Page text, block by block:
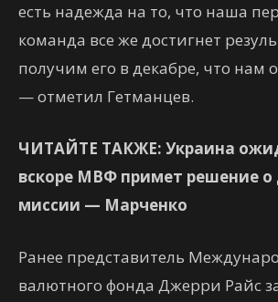
есть надежда на то, что наша
команда все же достигнет
получим его в декабре, что нам
— отметил Гетманцев.
ЧИТАЙТЕ ТАКЖЕ: Украина
вскоре МВФ примет решение о
миссии — Марченко
Ранее представитель
валютного фонда Джерри Райс